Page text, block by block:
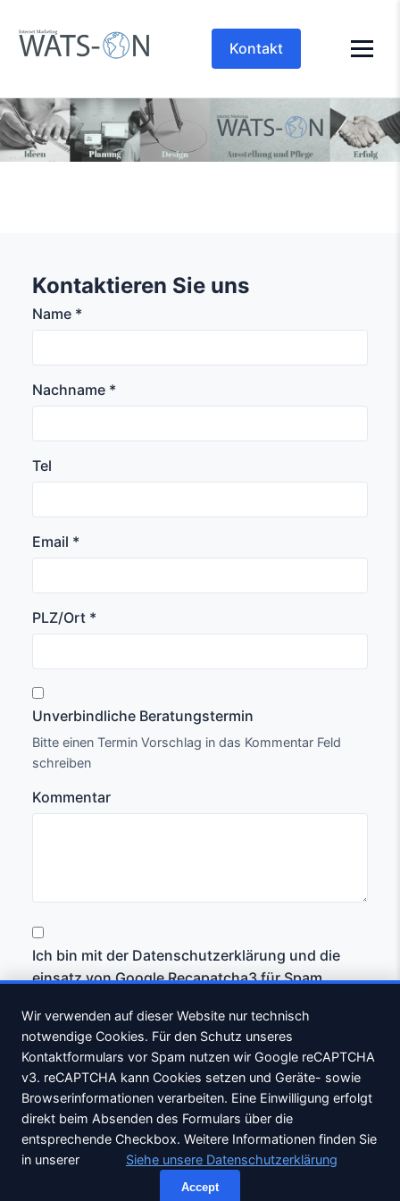
Kontakt
Kontaktieren Sie uns
Name *
Nachname *
Tel
Email *
PLZ/Ort *
Unverbindliche Beratungstermin
Bitte einen Termin Vorschlag in das Kommentar Feld
schreiben
Kommentar
Ich bin mit der Datenschutzerklärung und die
einsatz von Google Recapatcha3 für Spam
Abschicken
Wir verwenden auf dieser Website nur technisch
notwendige Cookies. Für den Schutz unseres
Kontaktformulars vor Spam nutzen wir Google reCAPTCHA
v3. reCAPTCHA kann Cookies setzen und Geräte- sowie
Browserinformationen verarbeiten. Eine Einwilligung erfolgt
direkt beim Absenden des Formulars über die
entsprechende Checkbox. Weitere Informationen finden Sie
in unserer
Siehe unsere Datenschutzerklärung
Accept
2026Wats-on Internet Marketing - Professionelle Website Gestaltung
im Fränkischen Seenland.